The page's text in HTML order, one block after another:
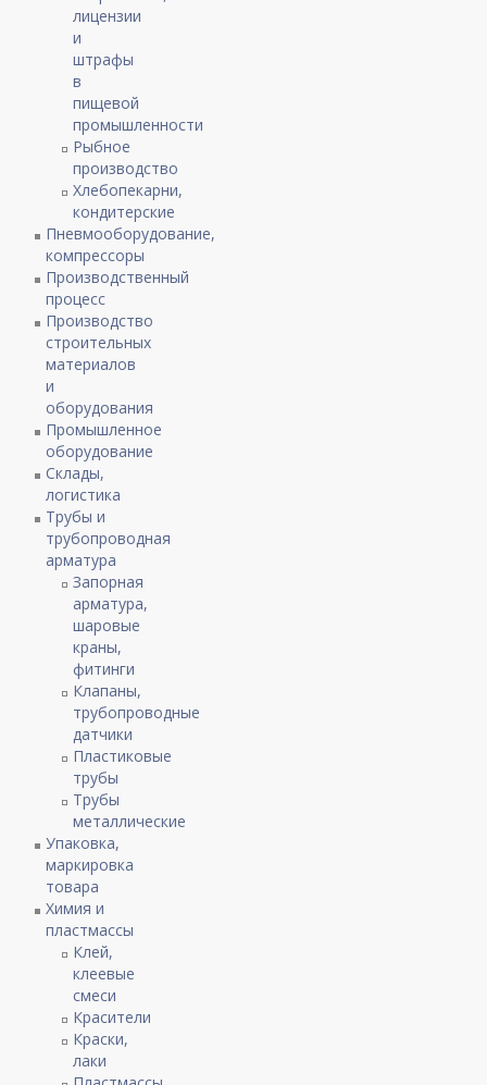
лицензии
и
штрафы
в
пищевой
промышленности
Рыбное
производство
Хлебопекарни,
кондитерские
Пневмооборудование,
компрессоры
Производственный
процесс
Производство
строительных
материалов
и
оборудования
Промышленное
оборудование
Склады,
логистика
Трубы и
трубопроводная
арматура
Запорная
арматура,
шаровые
краны,
фитинги
Клапаны,
трубопроводные
датчики
Пластиковые
трубы
Трубы
металлические
Упаковка,
маркировка
товара
Химия и
пластмассы
Клей,
клеевые
смеси
Красители
Краски,
лаки